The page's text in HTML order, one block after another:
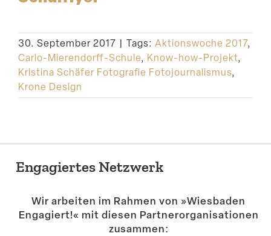
30. September 2017 | Tags: Aktionswoche 2017,
Carlo-Mierendorff-Schule, Know-how-Projekt,
Kristina Schäfer Fotografie Fotojournalismus,
Krone Design
Engagiertes Netzwerk
Wir arbeiten im Rahmen von »Wiesbaden
Engagiert!« mit diesen Partner­or­ga­ni­sa­tionen
zusammen: